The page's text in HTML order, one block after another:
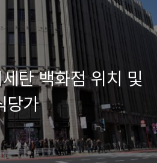
탄 백화점 위치 및
당가